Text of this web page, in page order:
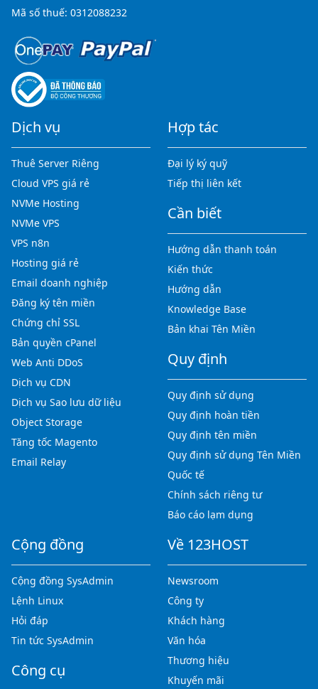
Mã số thuế: 0312088232
Dịch vụ
Thuê Server Riêng
Cloud VPS giá rẻ
NVMe Hosting
NVMe VPS
VPS n8n
Hosting giá rẻ
Email doanh nghiệp
Đăng ký tên miền
Chứng chỉ SSL
Bản quyền cPanel
Web Anti DDoS
Dịch vụ CDN
Dịch vụ Sao lưu dữ liệu
Object Storage
Tăng tốc Magento
Email Relay
Hợp tác
Đại lý ký quỹ
Tiếp thị liên kết
Cần biết
Hướng dẫn thanh toán
Kiến thức
Hướng dẫn
Knowledge Base
Bản khai Tên Miền
Quy định
Quy định sử dụng
Quy định hoàn tiền
Quy định tên miền
Quy định sử dụng Tên Miền
Quốc tế
Chính sách riêng tư
Báo cáo lạm dụng
Cộng đồng
Cộng đồng SysAdmin
Lệnh Linux
Hỏi đáp
Tin tức SysAdmin
Công cụ
Về 123HOST
Newsroom
Công ty
Khách hàng
Văn hóa
Thương hiệu
Khuyến mãi